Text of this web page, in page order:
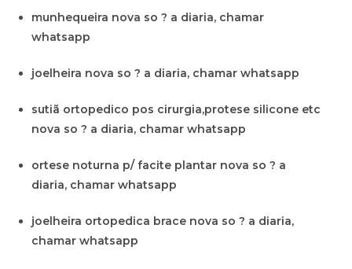
munhequeira nova so ? a diaria, chamar
whatsapp
joelheira nova so ? a diaria, chamar whatsapp
sutiã ortopedico pos cirurgia,protese silicone etc
nova so ? a diaria, chamar whatsapp
ortese noturna p/ facite plantar nova so ? a
diaria, chamar whatsapp
joelheira ortopedica brace nova so ? a diaria,
chamar whatsapp